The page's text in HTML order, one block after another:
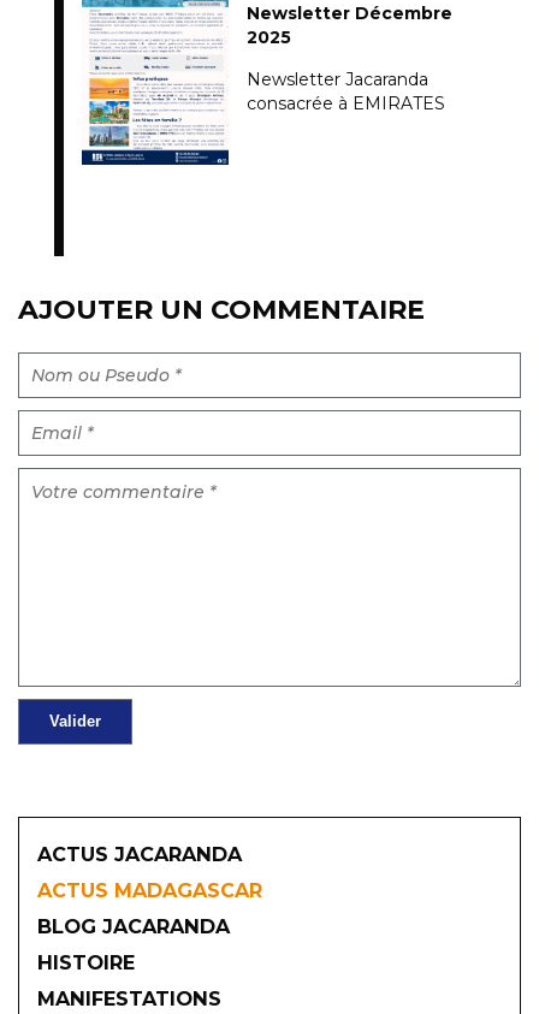
Newsletter Décembre
2025
Newsletter Jacaranda
consacrée à EMIRATES
AJOUTER UN COMMENTAIRE
ACTUS JACARANDA
ACTUS MADAGASCAR
BLOG JACARANDA
HISTOIRE
MANIFESTATIONS